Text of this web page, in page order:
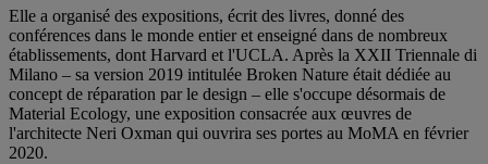
Elle a organisé des expositions, écrit des livres, donné des
conférences dans le monde entier et enseigné dans de nombreux
établissements, dont Harvard et l'UCLA. Après la XXII Triennale di
Milano – sa version 2019 intitulée Broken Nature était dédiée au
concept de réparation par le design – elle s'occupe désormais de
Material Ecology, une exposition consacrée aux œuvres de
l'architecte Neri Oxman qui ouvrira ses portes au MoMA en février
2020.